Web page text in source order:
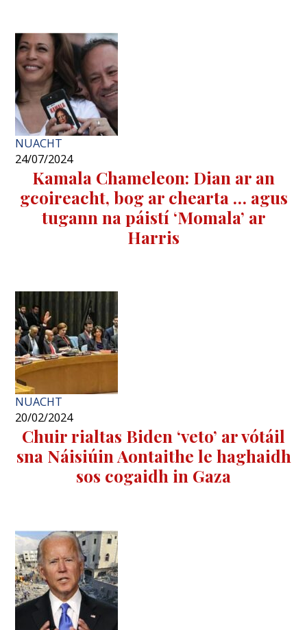
NUACHT
24/07/2024
Kamala Chameleon: Dian ar an
gcoireacht, bog ar chearta … agus
tugann na páistí ‘Momala’ ar
Harris
NUACHT
20/02/2024
Chuir rialtas Biden ‘veto’ ar vótáil
sna Náisiúin Aontaithe le haghaidh
sos cogaidh in Gaza